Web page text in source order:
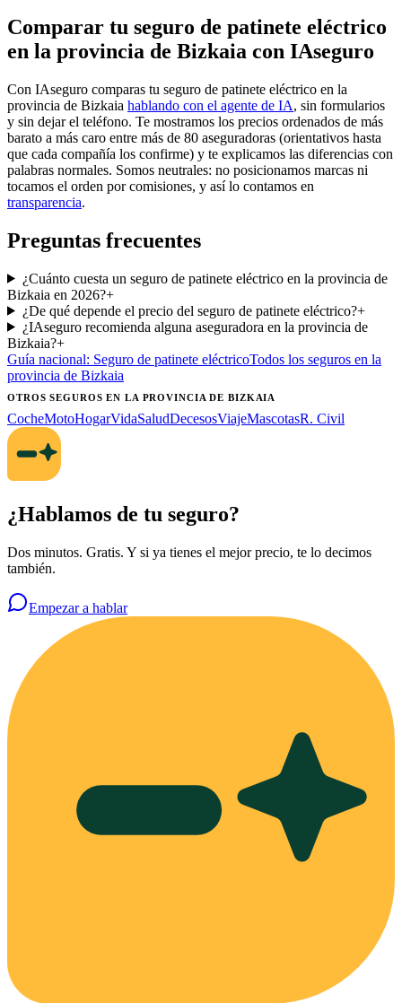
Comparar tu seguro de patinete eléctrico
en la provincia de Bizkaia con IAseguro
Con IAseguro comparas tu seguro de patinete eléctrico en la
provincia de Bizkaia hablando con el agente de IA, sin formularios
y sin dejar el teléfono. Te mostramos los precios ordenados de más
barato a más caro entre más de 80 aseguradoras (orientativos hasta
que cada compañía los confirme) y te explicamos las diferencias con
palabras normales. Somos neutrales: no posicionamos marcas ni
tocamos el orden por comisiones, y así lo contamos en
transparencia.
Preguntas frecuentes
¿Cuánto cuesta un seguro de patinete eléctrico en la provincia de
Bizkaia en 2026?+
¿De qué depende el precio del seguro de patinete eléctrico?+
¿IAseguro recomienda alguna aseguradora en la provincia de
Bizkaia?+
Guía nacional: Seguro de patinete eléctricoTodos los seguros en la
provincia de Bizkaia
OTROS SEGUROSEN LA PROVINCIA DE BIZKAIA
CocheMotoHogarVidaSaludDecesosViajeMascotasR. Civil
¿Hablamos de tu seguro?
Dos minutos. Gratis. Y si ya tienes el mejor precio, te lo decimos
también.
Empezar a hablar